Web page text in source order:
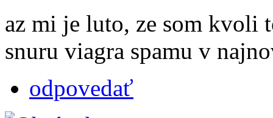
az mi je luto, ze som kvoli
snuru viagra spamu v
odpovedať